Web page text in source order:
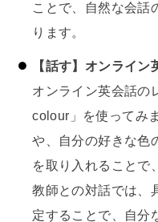
ことで、自然な会話
ります。
【話す】オンライ
オンライン英会話の
colour」を使ってみ
や、自分の好きな色
を取り入れることで
教師との対話では、
定することで、自分